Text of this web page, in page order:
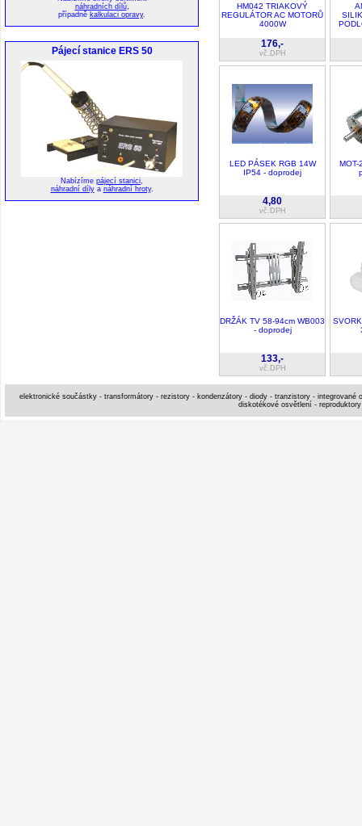
náhradních dílů,
případně kalkulaci opravy.
Pájecí stanice ERS 50
Nabízíme pájecí stanici,
náhradní dílya náhradní hroty.
HM042 TRIAKOVÝ
REGULÁTOR AC MOTORŮ
4000W
176,-
vč.DPH
LED PÁSEK RGB 14W
IP54 - doprodej
4,80
vč.DPH
MOT-
DRŽÁK TV 58-94cm WB003
- doprodej
133,-
vč.DPH
elektronické součástky - transformátory - rezistory - kondenzátory - diody - tranzistory -
diskotékové osvětlení -